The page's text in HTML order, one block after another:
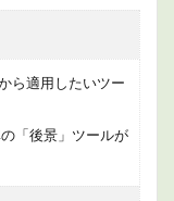
ら適用したいツー
の「後景」ツールが